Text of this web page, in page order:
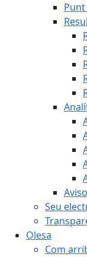
Seu
Olesa
Com